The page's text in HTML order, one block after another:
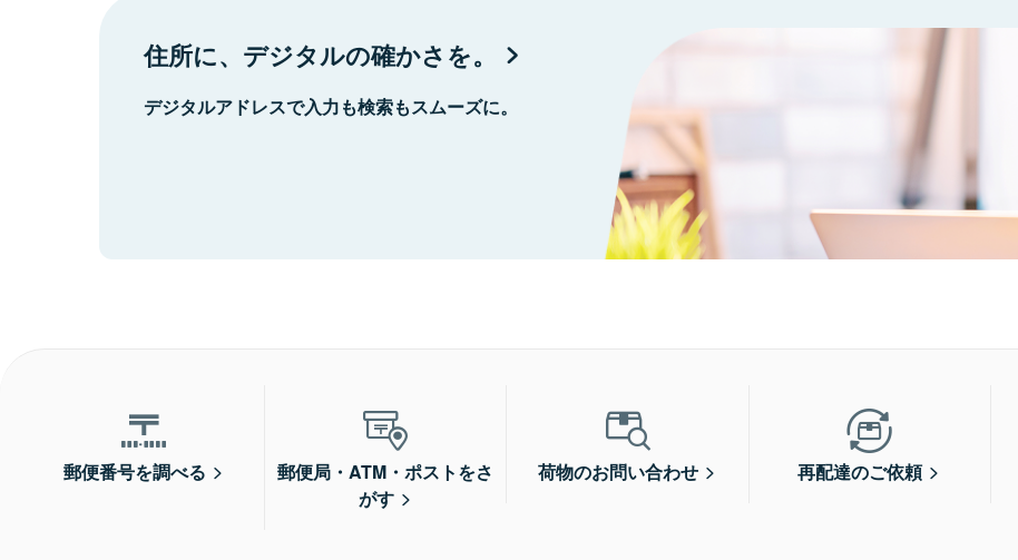
住所に、デジタルの確かさを。
デジタルアドレスで入力も検索もスムーズに。
郵便番号を調べる
郵便局・ATM・ポストをさ
がす
荷物のお問い合わせ 再配達のご依頼